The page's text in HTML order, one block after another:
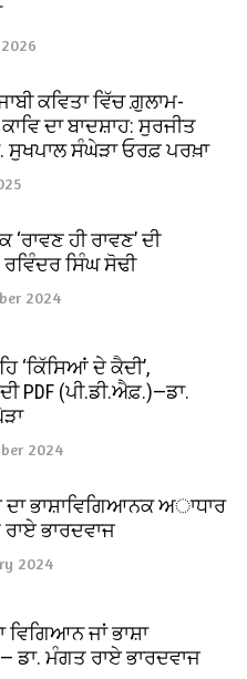
ਕਵਿਤਾ ਵਿੱਚ ਗ਼ੁਲਾਮ-
ਦਾ ਬਾਦਸ਼ਾਹ: ਸੁਰਜੀਤ
ਸੁਖਪਾਲ ਸੰਘੇੜਾ ਓਰਫ਼ ਪਰਖ਼ਾ
‘ਰਾਵਣ ਹੀ ਰਾਵਣ’ ਦੀ
ਸਿੰਘ ਸੋਢੀ
2024
‘ਕਿੱਸਿਆਂ ਦੇ ਕੈਦੀ’,
PDF (ਪੀ.ਡੀ.ਐਫ਼.)—ਡਾ.
2024
ਦਾ ਭਾਸ਼ਾਵਿਗਿਆਨਕ ਅਾਧਾਰ
ਭਾਰਦਵਾਜ
2024
ਵਿਗਿਆਨ ਜਾਂ ਭਾਸ਼ਾ
ਡਾ. ਮੰਗਤ ਰਾਏ ਭਾਰਦਵਾਜ